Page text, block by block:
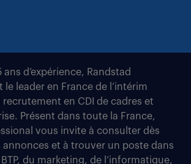
ans d’expérience, Randstad
le leader en France de l’intérim
en CDI de cadres et
Présent dans toute la France,
vous invite à consulter dès
annonces et à trouver un poste dans
du marketing, de l’informatique,